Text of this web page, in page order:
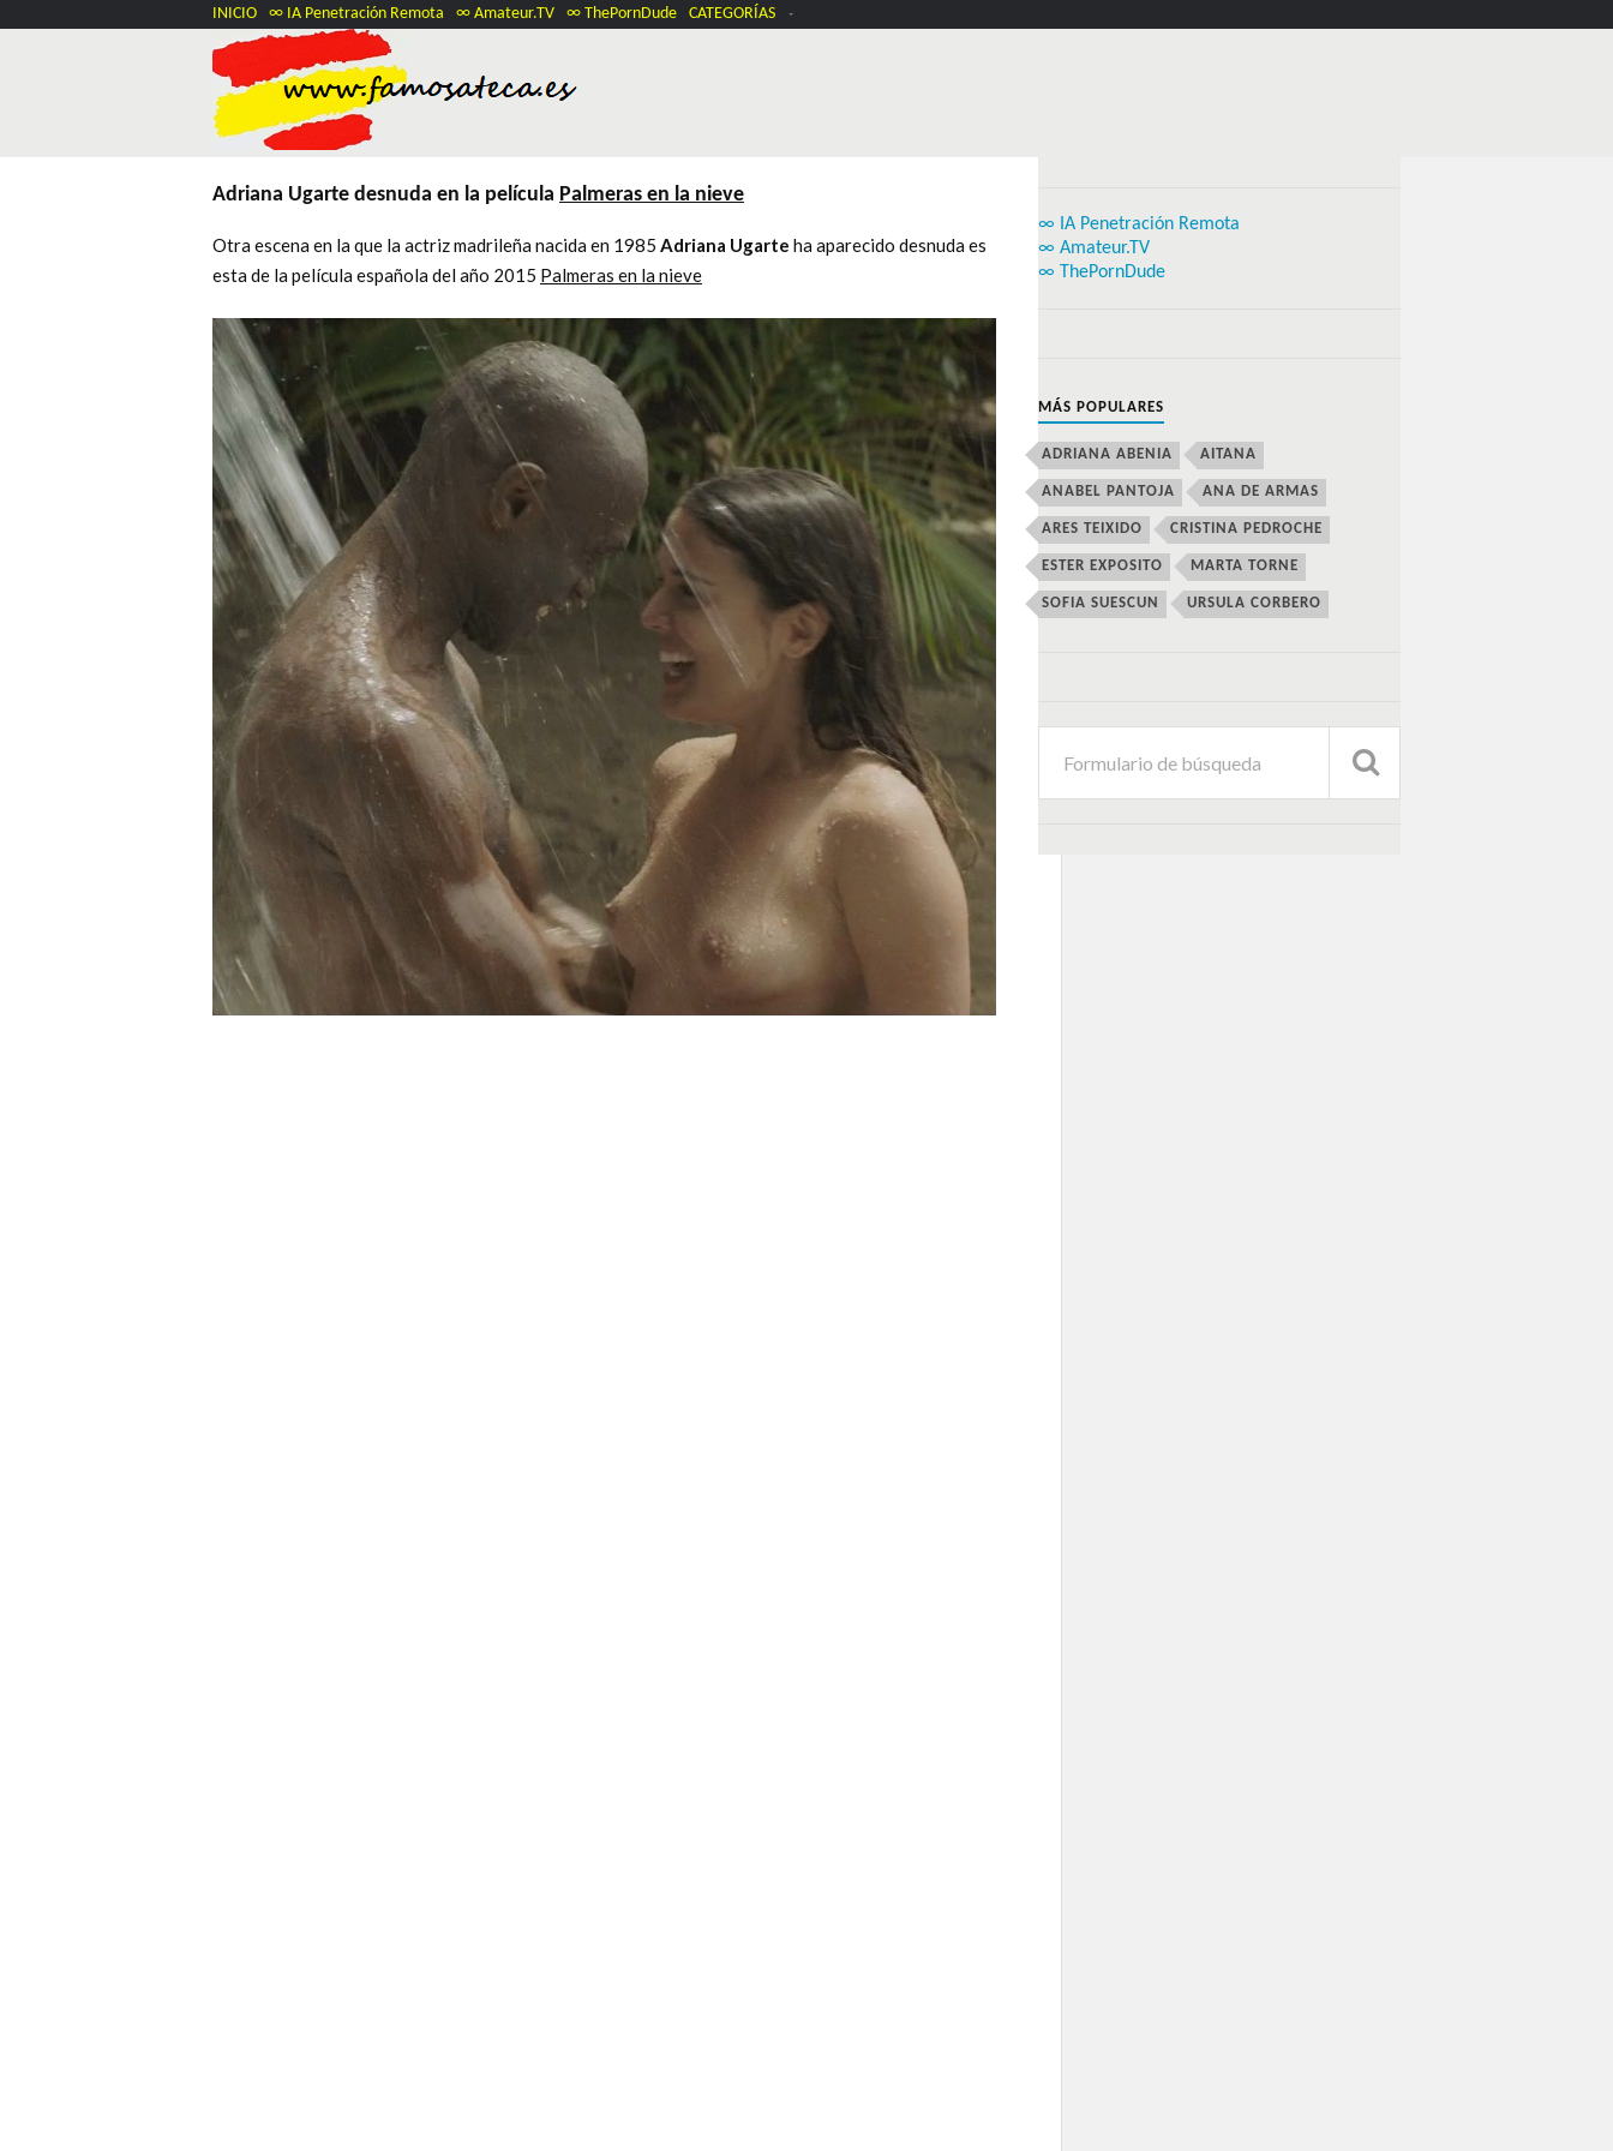
INICIO ∞ IA Penetración Remota ∞ Amateur.TV ∞ ThePornDude CATEGORÍAS
Adriana Ugarte desnuda en la película Palmeras en la nieve
Otra escena en la que la actriz madrileña nacida en 1985 Adriana Ugarte ha aparecido desnuda es
esta de la película española del año 2015 Palmeras en la nieve
∞ IA Penetración Remota
∞ Amateur.TV
∞ ThePornDude
MÁS POPULARES
ADRIANA ABENIA AITANA
ANABEL PANTOJA ANA DE ARMAS
ARES TEIXIDO CRISTINA PEDROCHE
ESTER EXPOSITO MARTA TORNE
SOFIA SUESCUN URSULA CORBERO